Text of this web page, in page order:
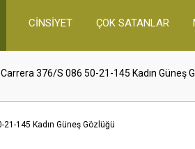
CİNSİYET ÇOK SATANLAR
Carrera 376/S 086 50-21-145 Kadın Güneş